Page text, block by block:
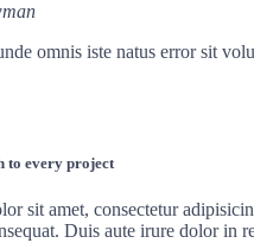
omnis iste natus error sit
to every project
sit amet, consectetur
Duis aute irure dolor in